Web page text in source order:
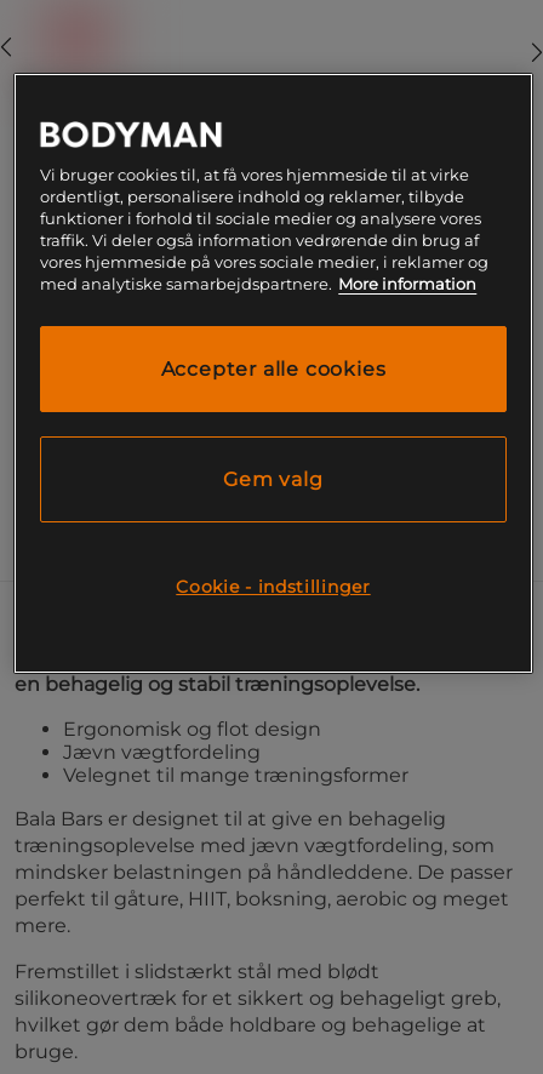
Føj til indkøbskurven
Gratis fragt over 199
kr
Gratis
retur
14 dages
fortrydelsesret
SKU #2020-19| EAN850034367576
Bala Bars tilbyder et ergonomisk og stilrent design
en behagelig og stabil træningsoplevelse.
Ergonomisk og flot design
Jævn vægtfordeling
Velegnet til mange træningsformer
Bala Bars er designet til at give en behagelig
træningsoplevelse med jævn vægtfordeling, som
mindsker belastningen på håndleddene. De passer
perfekt til gåture, HIIT, boksning, aerobic og meget
mere.
Fremstillet i slidstærkt stål med blødt
silikoneovertræk for et sikkert og behageligt greb,
hvilket gør dem både holdbare og behagelige at
bruge.
Vi bruger cookies til, at få vores hjemmeside til at virke
ordentligt, personalisere indhold og reklamer, tilbyde
funktioner i forhold til sociale medier og analysere vores
traffik. Vi deler også information vedrørende din brug af
vores hjemmeside på vores sociale medier, i reklamer og
med analytiske samarbejdspartnere. More information
Accepter alle cookies
Gem valg
Cookie - indstillinger